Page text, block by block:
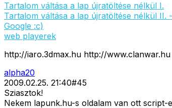
Tartalom váltása a lap újratöltése nélkül I.
Tartalom váltása a lap újratöltése nélkül II.
Google :c)
web playerek
http://iaro.3dmax.hu http://
alpha20
2009.02.25. 21:40#45
Sziasztok!
Nekem lapunk.hu-s oldalam van ott